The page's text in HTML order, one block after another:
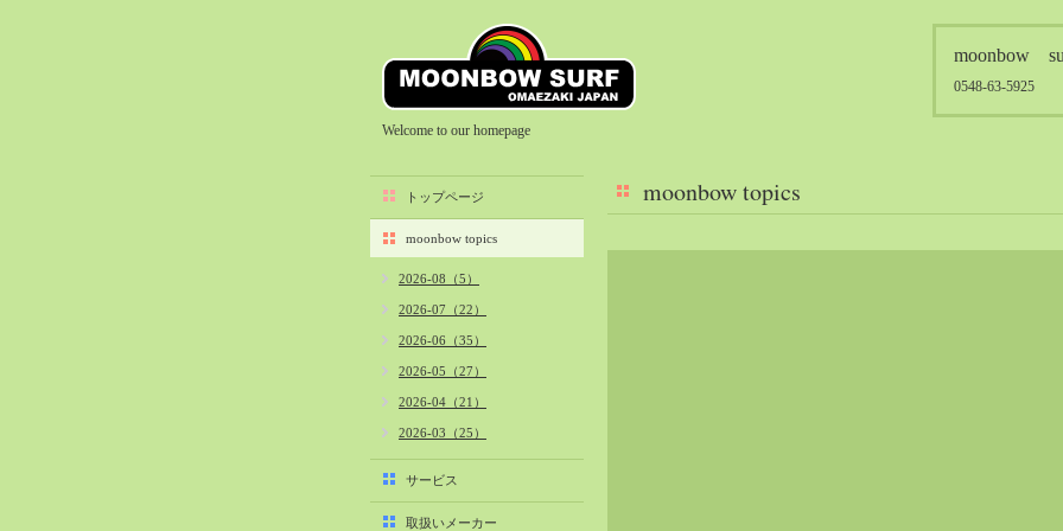
moonbow
0548-63-5925
Welcome to our homepage
moonbow topics
トップページ
moonbow topics
2026-08（5）
2026-07（22）
2026-06（35）
2026-05（27）
2026-04（21）
2026-03（25）
2026-02（22）
2025-12（34）
サービス
取扱いメーカー